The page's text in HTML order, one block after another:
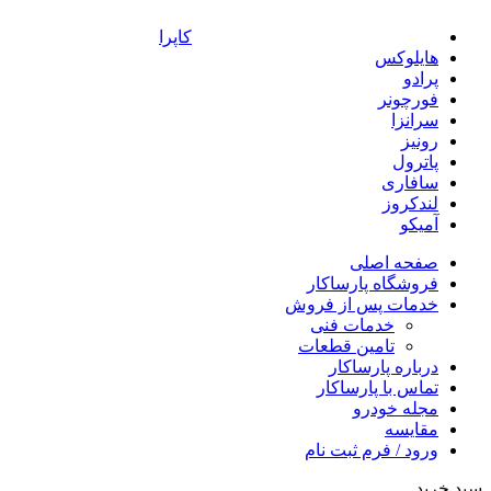
کاپرا
هایلوکس
پرادو
فورچونر
سرانزا
رونیز
پاترول
سافاری
لندکروز
آمیکو
صفحه اصلی
فروشگاه پارساکار
خدمات پس از فروش
خدمات فنی
تامین قطعات
درباره پارساکار
تماس با پارساکار
مجله خودرو
مقایسه
ورود / فرم ثبت نام